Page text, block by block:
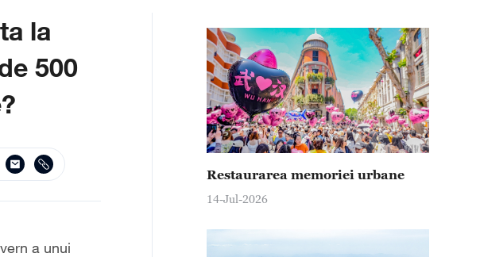
la
500
a unui
Restaurarea memoriei urbane
14-Jul-2026